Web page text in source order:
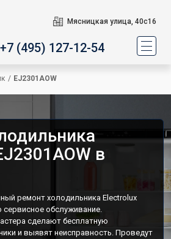
Мясницкая улица, 40с16
+7 (495) 127-12-54
/ EJ2301AOW
в
ремонт холодильника Electrolux
сервисное обслуживание.
сделают бесплатную
и выявят неисправность. Проведут